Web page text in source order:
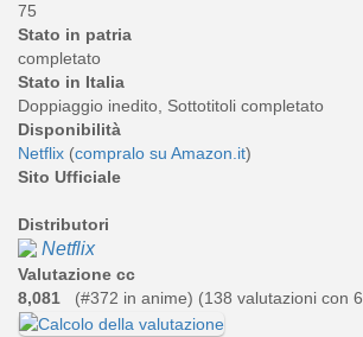
75
Stato in patria
completato
Stato in Italia
Doppiaggio inedito, Sottotitoli completato
Disponibilità
Netflix (compralo su Amazon.it)
Sito Ufficiale
Distributori
Netflix
Valutazione cc
8,081
(#372 in anime) (138 valutazioni con 6